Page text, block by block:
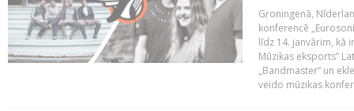
Groningenā,
konferencē
līdz 14. janvārim, kā
Mūzikas eksports”
„Bandmaster” un
veido mūzikas